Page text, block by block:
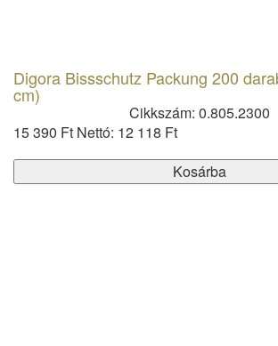
Digora Bissschutz Packung 200
cm)
Cikkszám: 0.805.2300
15 390 Ft Nettó: 12 118 Ft
Kosárba